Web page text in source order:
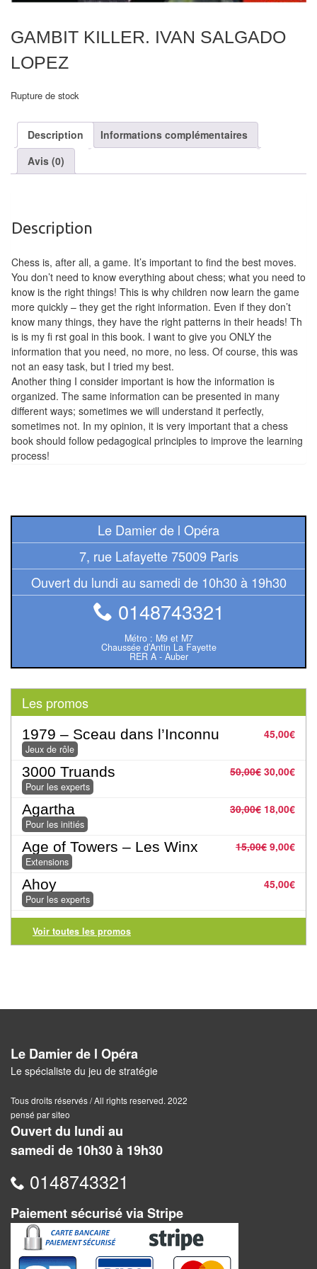
air
Pendules
Echiquier
pour
Logiciels
d'échecs
anglais
Livres
en
français
Tables
Accessoires
Jeux
de
société
Jeux
à
Collectionner
Les
Pour
la
famille
Pour
les
initiés
Pour
les
experts
En
solitaire
Joueurs
Coopératif
Gestion
Escape
Game
Enquête
Jeux
évolutifs
GAMBIT KILLER. IVAN SALGADO
LOPEZ
Rupture de stock
Description
Informations complémentaires
Avis (0)
Description
Chess is, after all, a game. It’s important to find the best moves.
You don’t need to know everything about chess; what you need to
know is the right things! This is why children now learn the game
more quickly – they get the right information. Even if they don’t
know many things, they have the right patterns in their heads! Th
is is my fi rst goal in this book. I want to give you ONLY the
information that you need, no more, no less. Of course, this was
not an easy task, but I tried my best.
Another thing I consider important is how the information is
organized. The same information can be presented in many
different ways; sometimes we will understand it perfectly,
sometimes not. In my opinion, it is very important that a chess
book should follow pedagogical principles to improve the learning
process!
Le Damier de l Opéra
7, rue Lafayette 75009 Paris
Ouvert du lundi au samedi de 10h30 à 19h30
0148743321
Métro : M9 et M7
Chaussée d’Antin La Fayette
RER A - Auber
Les promos
45,00€
1979 – Sceau dans l’Inconnu
Jeux de rôle
50,00€ 30,00€
3000 Truands
Pour les experts
30,00€ 18,00€
Agartha
Pour les initiés
15,00€ 9,00€
Age of Towers – Les Winx
Extensions
45,00€
Ahoy
Pour les experts
Voir toutes les promos
Le Damier de l Opéra
Le spécialiste du jeu de stratégie
Tous droits réservés / All rights reserved. 2022
pensé par siteo
Ouvert du lundi au
samedi de 10h30 à 19h30
0148743321
Paiement sécurisé via Stripe